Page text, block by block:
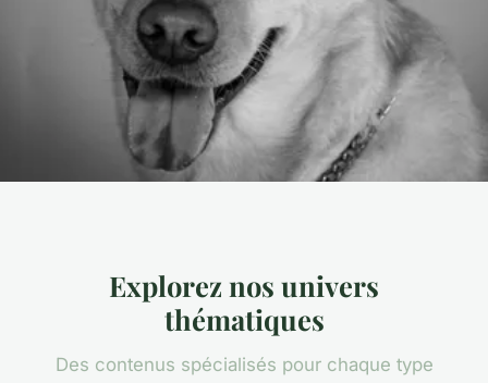
Explorez nos univers
thématiques
Des contenus spécialisés pour chaque type